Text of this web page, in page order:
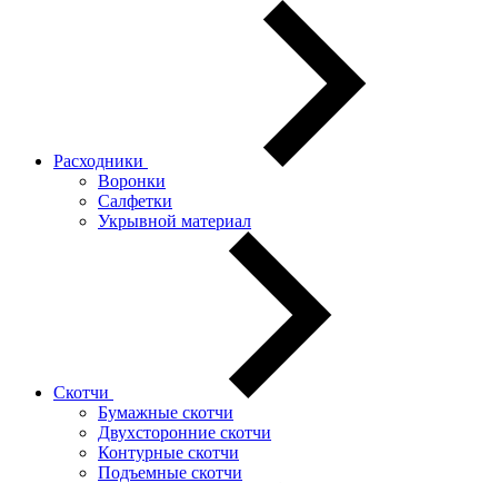
Расходники
Воронки
Салфетки
Укрывной материал
Скотчи
Бумажные скотчи
Двухсторонние скотчи
Контурные скотчи
Подъемные скотчи